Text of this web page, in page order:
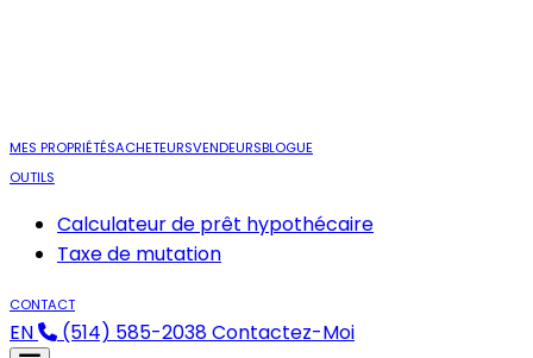
MES PROPRIÉTÉSACHETEURSVENDEURSBLOGUE
OUTILS
Calculateur de prêt hypothécaire
Taxe de mutation
CONTACT
EN (514) 585-2038Contactez-Moi